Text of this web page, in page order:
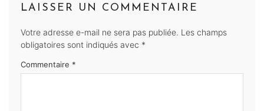
LAISSER UN COMMENTAIRE
Votre adresse e-mail ne sera pas publiée. Les champs
obligatoires sont indiqués avec *
Commentaire *